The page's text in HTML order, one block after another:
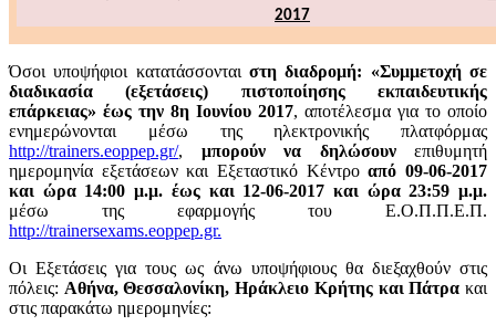
2017
Όσοι υποψήφιοι κατατάσσονται στη διαδρομή: «Συμμετοχή σε
διαδικασία (εξετάσεις) πιστοποίησης εκπαιδευτικής
επάρκειας» έως την 8η Ιουνίου 2017, αποτέλεσμα για το οποίο
ενημερώνονται μέσω της ηλεκτρονικής πλατφόρμας
http://trainers.eoppep.gr/, μπορούν να δηλώσουνεπιθυμητή
ημερομηνία εξετάσεων και Εξεταστικό Κέντροαπό 09-06-2017
και ώρα 14:00 μ.μ. έως και 12-06-2017 και ώρα 23:59 μ.μ.
μέσω της εφαρμογής του Ε.Ο.Π.Π.Ε.Π.
http://trainersexams.eoppep.gr.
Οι Εξετάσεις για τους ως άνω υποψήφιους θα διεξαχθούν στις
πόλεις: Αθήνα, Θεσσαλονίκη, Ηράκλειο Κρήτης και Πάτρα και
στις παρακάτω ημερομηνίες: